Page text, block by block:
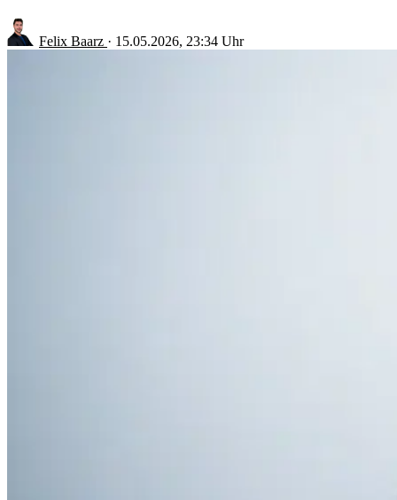
Felix Baarz · 15.05.2026, 23:34 Uhr